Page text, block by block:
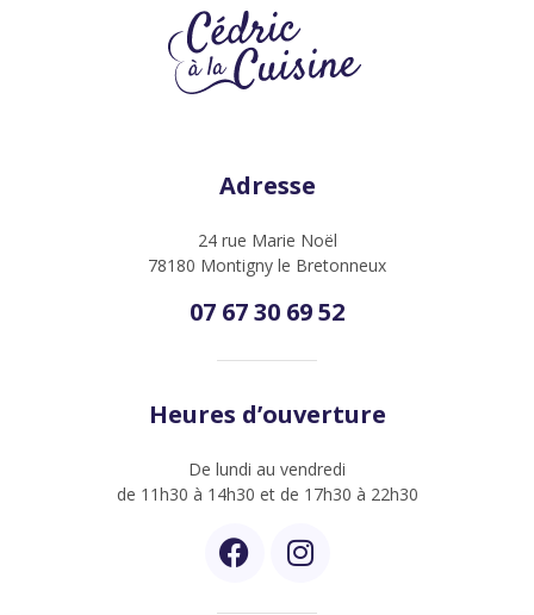
Adresse
24 rue Marie Noël
78180 Montigny le Bretonneux
07 67 30 69 52
Heures d’ouverture
De lundi au vendredi
de 11h30 à 14h30 et de 17h30 à 22h30